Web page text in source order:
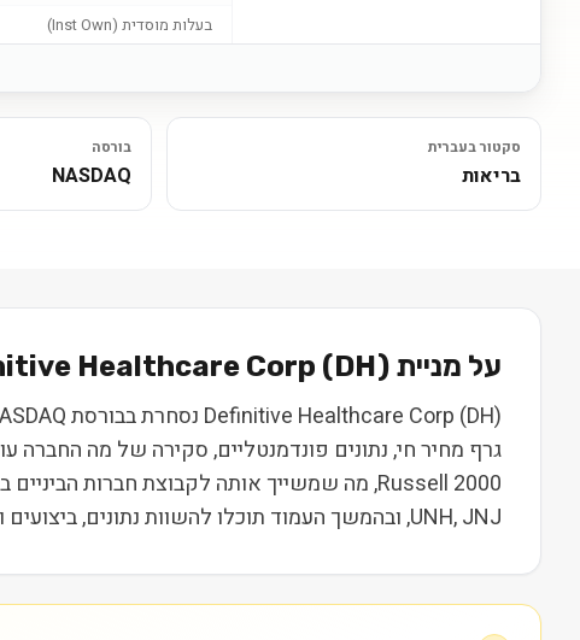
בעלות מוסדית (Inst Own)
סקטור בעברית
בריאות
בורסה
NASDAQ
על מניית Healthcare Corp (DH) בקצרה
גרף מחיר חי, נתונים פונדמנטליים, סקירה של מה
UNH, JNJ, ובהמשך העמוד תוכלו להשוות נתונים, ביצועים ותמחור. המידע נועד ללמידה בלבד ואינו מהווה המלצה או ייעוץ השקעות.